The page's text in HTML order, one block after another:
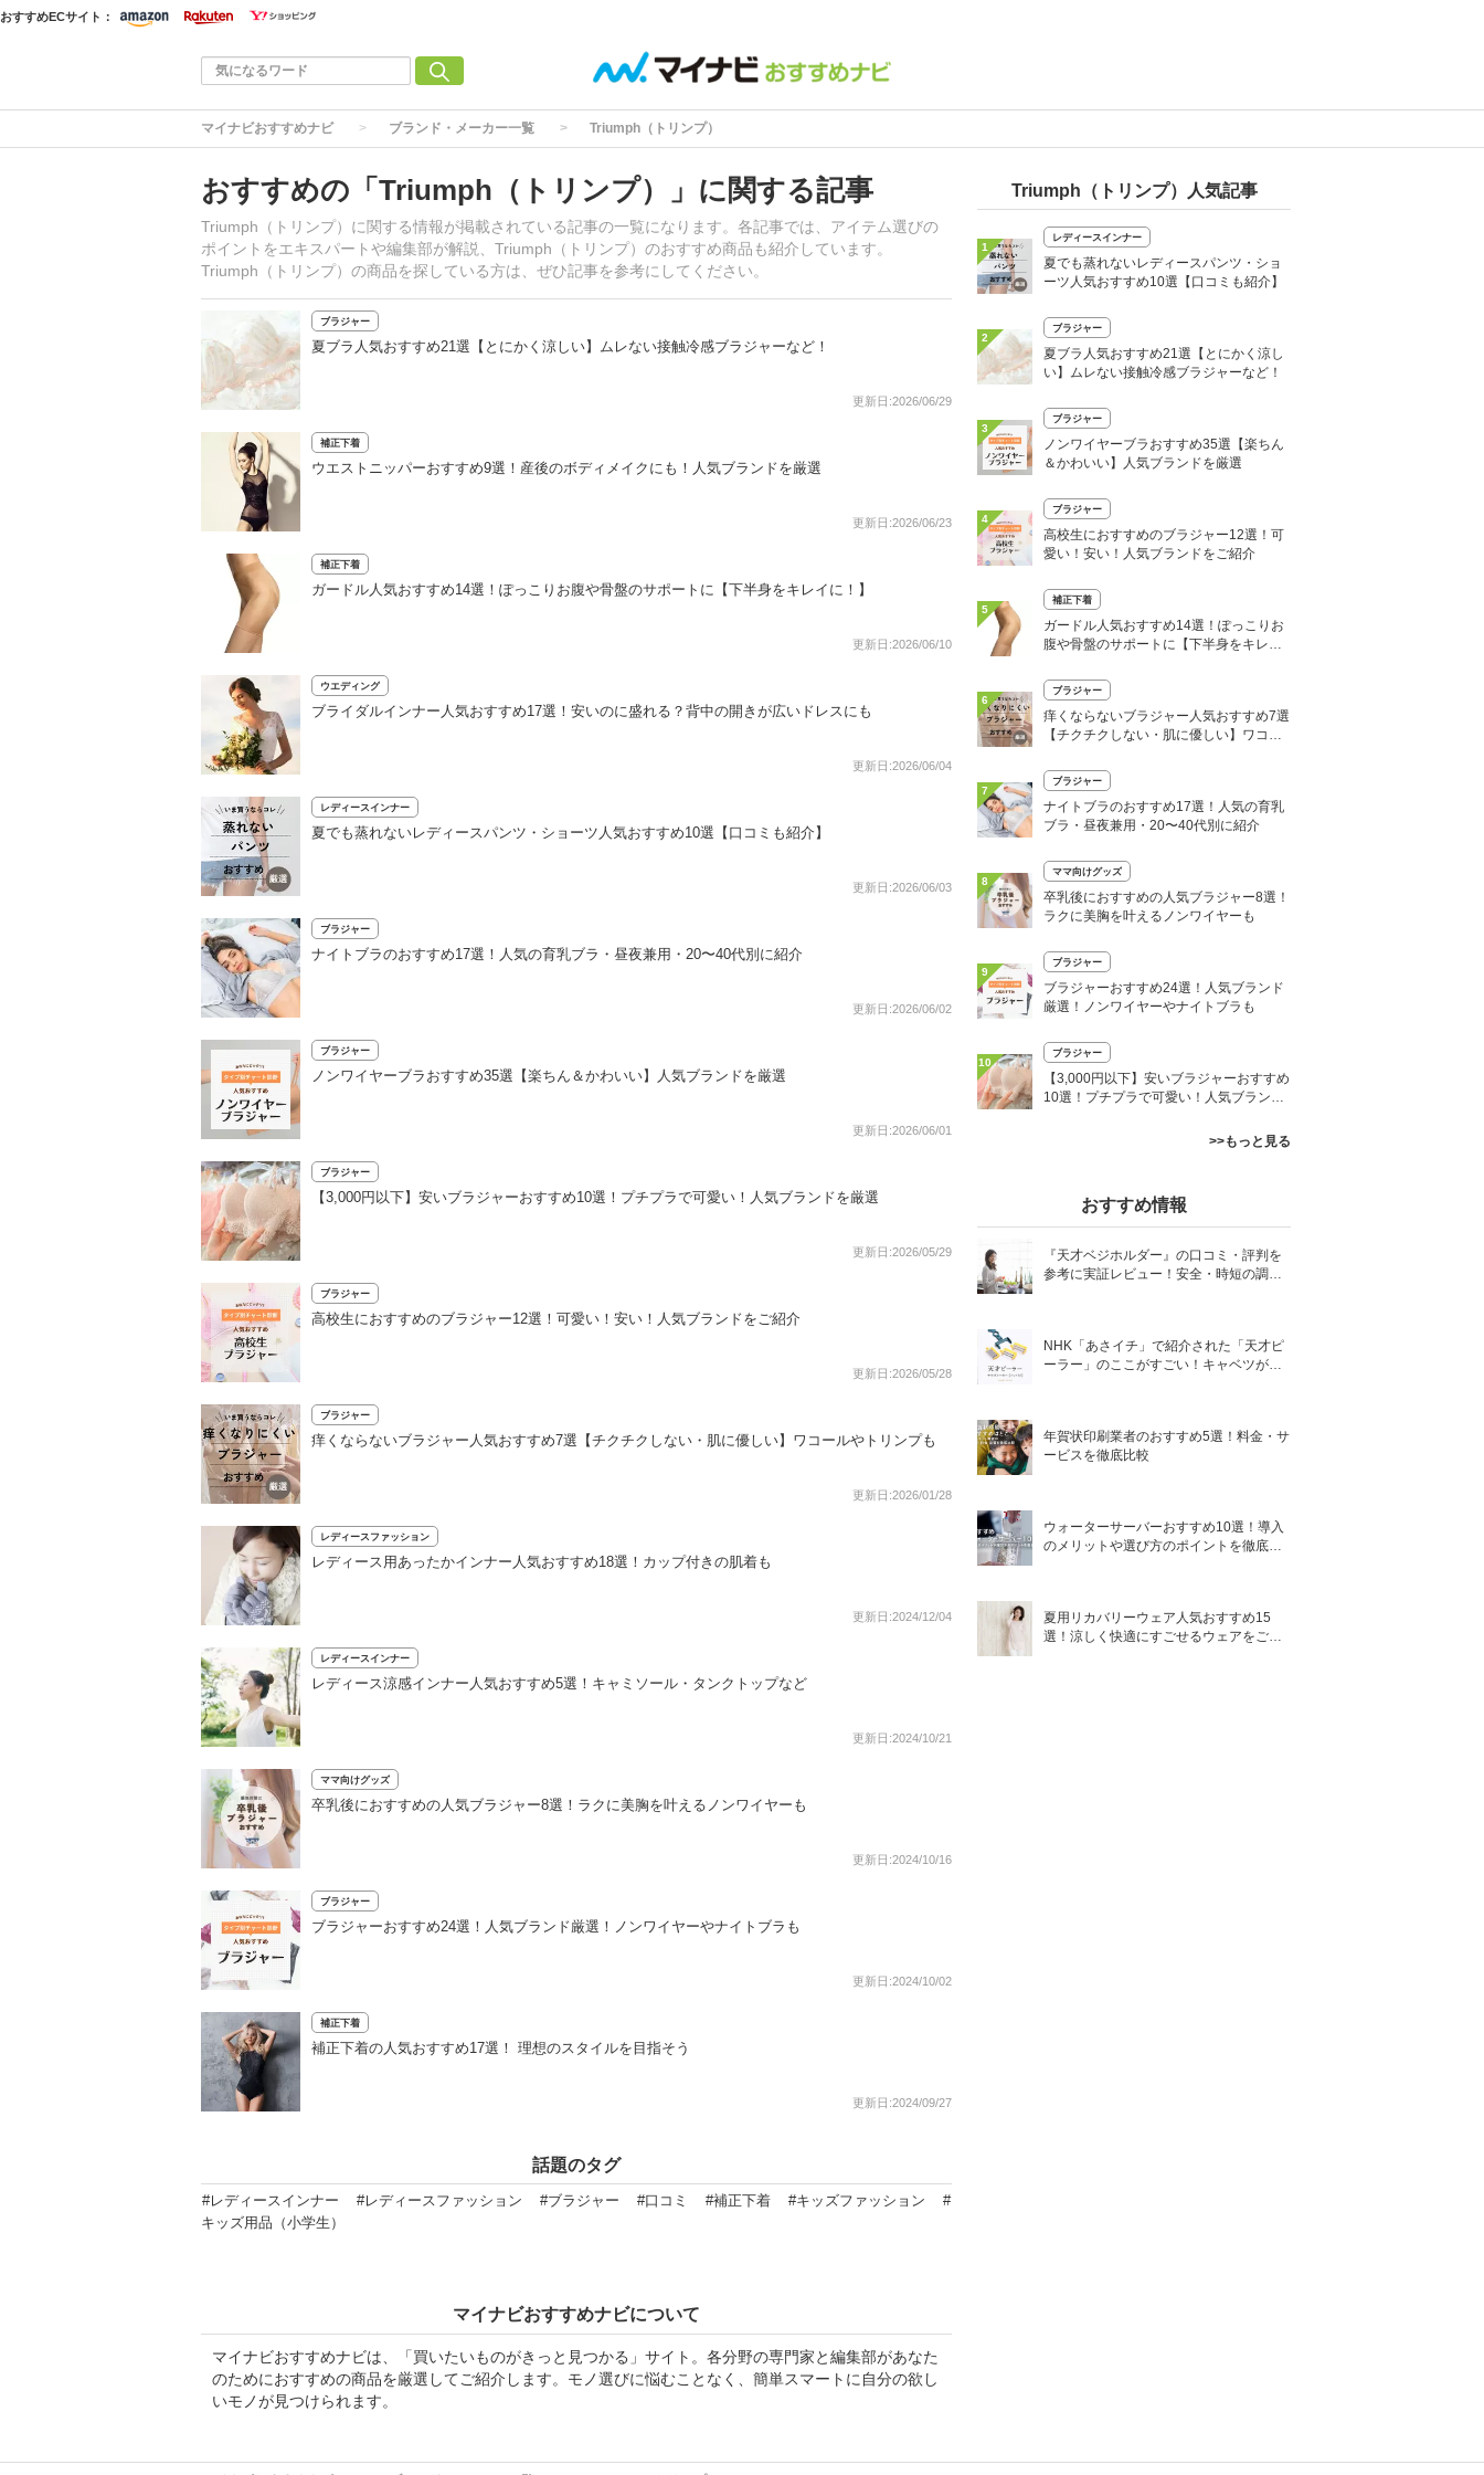
おすすめECサイト：
マイナビおすすめナビ ブランド・メーカー一覧 Triumph（トリンプ）
おすすめの「Triumph（トリンプ）」に関する記事
Triumph（トリンプ）に関する情報が掲載されている記事の一覧になります。各記事では、アイテム選びの
ポイントをエキスパートや編集部が解説、Triumph（トリンプ）のおすすめ商品も紹介しています。
Triumph（トリンプ）の商品を探している方は、ぜひ記事を参考にしてください。
ブラジャー
夏ブラ人気おすすめ21選【とにかく涼しい】ムレない接触冷感ブラジャーなど！
更新日:2026/06/29
補正下着
ウエストニッパーおすすめ9選！産後のボディメイクにも！人気ブランドを厳選
更新日:2026/06/23
補正下着
ガードル人気おすすめ14選！ぽっこりお腹や骨盤のサポートに【下半身をキレイに！】
更新日:2026/06/10
ウエディング
ブライダルインナー人気おすすめ17選！安いのに盛れる？背中の開きが広いドレスにも
更新日:2026/06/04
レディースインナー
夏でも蒸れないレディースパンツ・ショーツ人気おすすめ10選【口コミも紹介】
更新日:2026/06/03
ブラジャー
ナイトブラのおすすめ17選！人気の育乳ブラ・昼夜兼用・20〜40代別に紹介
更新日:2026/06/02
ブラジャー
ノンワイヤーブラおすすめ35選【楽ちん＆かわいい】人気ブランドを厳選
更新日:2026/06/01
ブラジャー
【3,000円以下】安いブラジャーおすすめ10選！プチプラで可愛い！人気ブランドを厳選
更新日:2026/05/29
ブラジャー
高校生におすすめのブラジャー12選！可愛い！安い！人気ブランドをご紹介
更新日:2026/05/28
ブラジャー
痒くならないブラジャー人気おすすめ7選【チクチクしない・肌に優しい】ワコールやトリンプも
更新日:2026/01/28
レディースファッション
レディース用あったかインナー人気おすすめ18選！カップ付きの肌着も
更新日:2024/12/04
レディースインナー
レディース涼感インナー人気おすすめ5選！キャミソール・タンクトップなど
更新日:2024/10/21
ママ向けグッズ
卒乳後におすすめの人気ブラジャー8選！ラクに美胸を叶えるノンワイヤーも
更新日:2024/10/16
ブラジャー
ブラジャーおすすめ24選！人気ブランド厳選！ノンワイヤーやナイトブラも
更新日:2024/10/02
補正下着
補正下着の人気おすすめ17選！ 理想のスタイルを目指そう
更新日:2024/09/27
話題のタグ
#レディースインナー #レディースファッション #ブラジャー #口コミ #補正下着 #キッズファッション
#
キッズ用品（小学生）
マイナビおすすめナビについて
マイナビおすすめナビは、「買いたいものがきっと見つかる」サイト。各分野の専門家と編集部があなた
のためにおすすめの商品を厳選してご紹介します。モノ選びに悩むことなく、簡単スマートに自分の欲し
いモノが見つけられます。
Triumph（トリンプ）人気記事
1
レディースインナー
夏でも蒸れないレディースパンツ・ショ
ーツ人気おすすめ10選【口コミも紹介】
2
ブラジャー
夏ブラ人気おすすめ21選【とにかく涼し
い】ムレない接触冷感ブラジャーなど！
3
ブラジャー
ノンワイヤーブラおすすめ35選【楽ちん
＆かわいい】人気ブランドを厳選
4
ブラジャー
高校生におすすめのブラジャー12選！可
愛い！安い！人気ブランドをご紹介
5
補正下着
ガードル人気おすすめ14選！ぽっこりお
腹や骨盤のサポートに【下半身をキレイ
6
ブラジャー
痒くならないブラジャー人気おすすめ7選
【チクチクしない・肌に優しい】ワコー
7
ブラジャー
ナイトブラのおすすめ17選！人気の育乳
ブラ・昼夜兼用・20〜40代別に紹介
8
ママ向けグッズ
卒乳後におすすめの人気ブラジャー8選！
ラクに美胸を叶えるノンワイヤーも
9
ブラジャー
ブラジャーおすすめ24選！人気ブランド
厳選！ノンワイヤーやナイトブラも
10
ブラジャー
【3,000円以下】安いブラジャーおすすめ
10選！プチプラで可愛い！人気ブランド
>>もっと見る
おすすめ情報
『天才ベジホルダー』の口コミ・評判を
参考に実証レビュー！安全・時短の調理
NHK「あさイチ」で紹介された「天才ピ
ーラー」のここがすごい！キャベツがほ
年賀状印刷業者のおすすめ5選！料金・サ
ービスを徹底比較
ウォーターサーバーおすすめ10選！導入
のメリットや選び方のポイントを徹底解
夏用リカバリーウェア人気おすすめ15
選！涼しく快適にすごせるウェアをご紹